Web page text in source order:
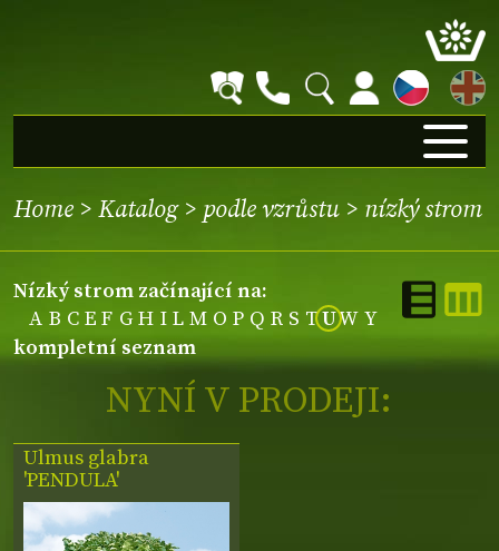
EN
Home > Katalog> podle vzrůstu > nízký strom
nízký strom začínající na:
A B C E F G H I L M O P Q R S TUW Y
kompletní seznam
NYNÍ V PRODEJI:
Ulmus glabra
'PENDULA'